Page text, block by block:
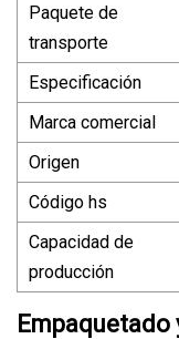
Paquete de
transporte
Especificación
Marca comercial
Origen
Código hs
Capacidad de
producción
Empaquetado